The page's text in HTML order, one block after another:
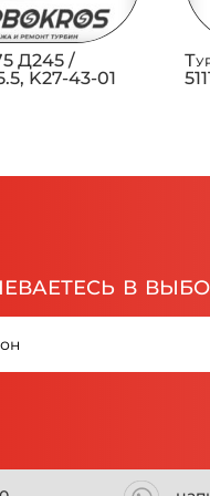
Д245 /
K27-43-01
в